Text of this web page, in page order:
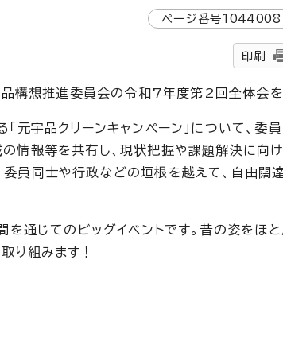
ページ番号1044008
印刷
品構想推進委員会の令和7年度第2回全体会を
元宇品クリーンキャンペーン」について、委
情報等を共有し、現状把握や課題解決に向
員同士や行政などの垣根を越えて、自由闊
を通じてのビッグイベントです。昔の姿をほ
り組みます！